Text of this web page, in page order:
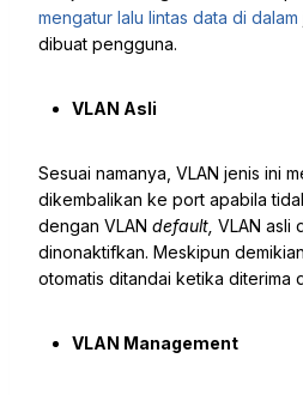
mengatur lalu lintas data di dalam
dibuat pengguna.
VLAN Asli
Sesuai namanya, VLAN jenis ini
dikembalikan ke port apabila
dengan VLAN default, VLAN asli
dinonaktifkan. Meskipun
otomatis ditandai ketika diterima
VLAN Management